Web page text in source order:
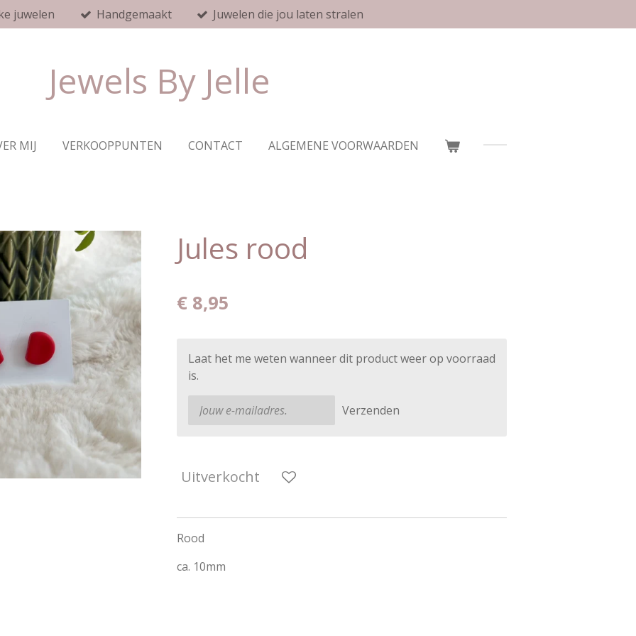
juwelen Handgemaakt Juwelen die jou laten stralen
Jewels By Jelle
MIJ VERKOOPPUNTEN CONTACT ALGEMENE VOORWAARDEN
Jules rood
€ 8,95
Laat het me weten wanneer dit product weer op voorraad
is.
Verzenden
Uitverkocht
Rood
ca. 10mm